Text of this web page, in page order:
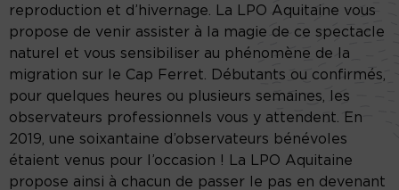
reproduction et d’hivernage. La LPO Aquitaine vous
propose de venir assister à la magie de ce spectacle
naturel et vous sensibiliser au phénomène de la
migration sur le Cap Ferret. Débutants ou confirmés,
pour quelques heures ou plusieurs semaines, les
observateurs professionnels vous y attendent. En
2019, une soixantaine d’observateurs bénévoles
étaient venus pour l’occasion ! La LPO Aquitaine
propose ainsi à chacun de passer le pas en devenant